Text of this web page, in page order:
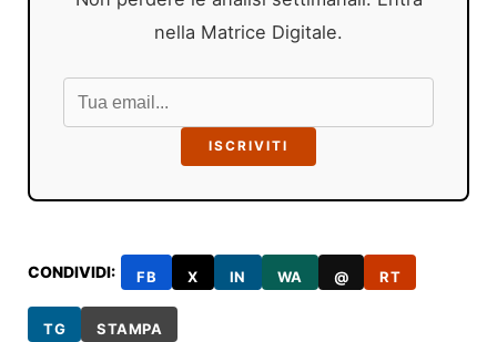
nella Matrice Digitale.
ISCRIVITI
CONDIVIDI: FB X IN WA @ RT
TG STAMPA